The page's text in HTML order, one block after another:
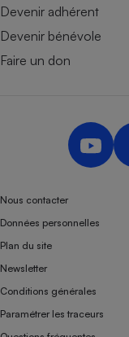
Devenir adhérent
Devenir bénévole
Faire un don
Nous contacter
Données personnelles
Plan du site
Newsletter
Conditions générales
Paramétrer les traceurs